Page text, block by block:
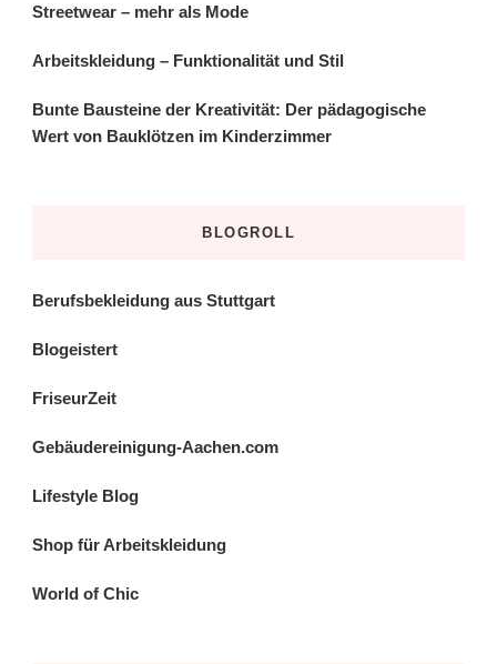
Streetwear – mehr als Mode
Arbeitskleidung – Funktionalität und Stil
Bunte Bausteine der Kreativität: Der pädagogische
Wert von Bauklötzen im Kinderzimmer
BLOGROLL
Berufsbekleidung aus Stuttgart
Blogeistert
FriseurZeit
Gebäudereinigung-Aachen.com
Lifestyle Blog
Shop für Arbeitskleidung
World of Chic